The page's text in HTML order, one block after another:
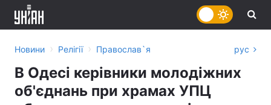
Новини › Релігії › Православ`я рус
В Одесі керівники молодіжних
об'єднань при храмах УПЦ